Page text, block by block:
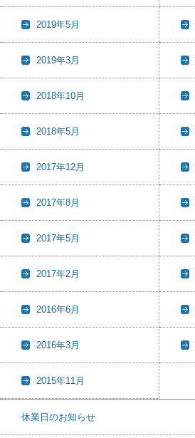
2019年5月
2019年3月
2018年10月
2018年5月
2017年12月
2017年8月
2017年5月
2017年2月
2016年6月
2016年3月
2015年11月
休業日のお知らせ